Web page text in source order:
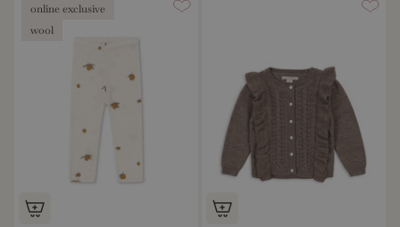
online exclusive
wool